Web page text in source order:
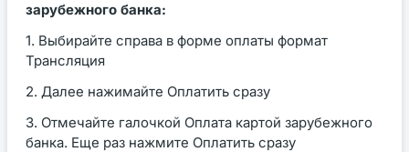
зарубежного банка:
1. Выбирайте справа в форме оплаты формат
Трансляция
2. Далее нажимайте Оплатить сразу
3. Отмечайте галочкой Оплата картой зарубежного
банка. Еще раз нажмите Оплатить сразу